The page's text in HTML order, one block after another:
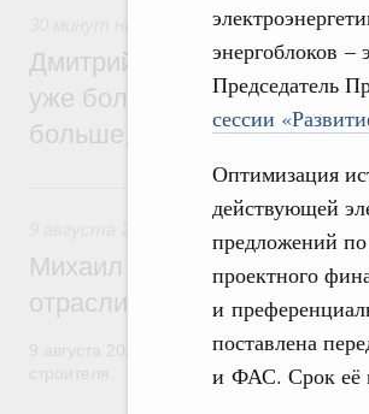
энергоблоков –
Председатель
сессии
Оптимизация
действующей
предложений
проектного
и
поставлена
и ФАС. Срок её
Среднее
Дмитрий Чернышенко: В
уже более 3,2 млн
больше, чем за
Регулирование в
Михаил Мишустин
отрасли с
9 августа 2026 года отмечается